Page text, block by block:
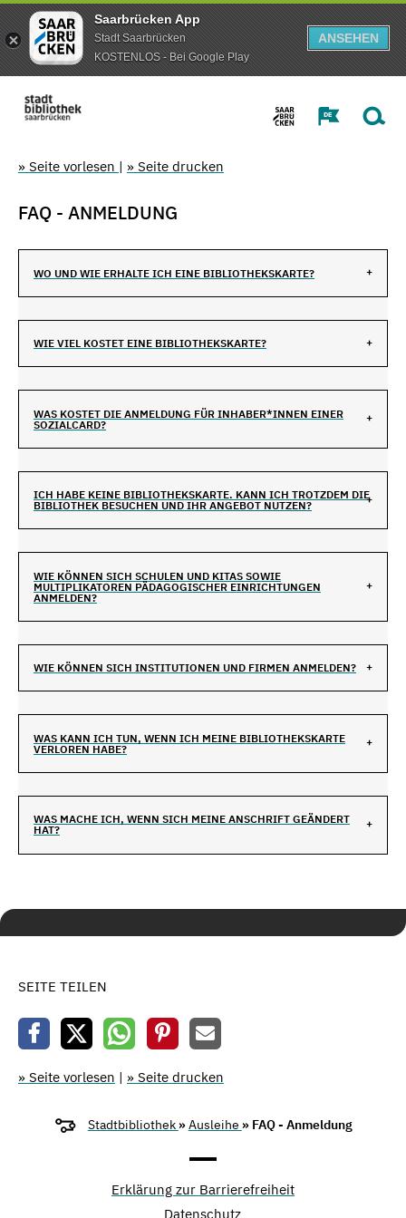
Saarbrücken App
Stadt Saarbrücken
KOSTENLOS - Bei Google Play
ANSEHEN
» Seite vorlesen | » Seite drucken
FAQ - ANMELDUNG
WO UND WIE ERHALTE ICH EINE BIBLIOTHEKSKARTE?
WIE VIEL KOSTET EINE BIBLIOTHEKSKARTE?
WAS KOSTET DIE ANMELDUNG FÜR INHABER*INNEN EINER
SOZIALCARD?
ICH HABE KEINE BIBLIOTHEKSKARTE. KANN ICH TROTZDEM DIE
BIBLIOTHEK BESUCHEN UND IHR ANGEBOT NUTZEN?
WIE KÖNNEN SICH SCHULEN UND KITAS SOWIE
MULTIPLIKATOREN PÄDAGOGISCHER EINRICHTUNGEN
ANMELDEN?
WIE KÖNNEN SICH INSTITUTIONEN UND FIRMEN ANMELDEN?
WAS KANN ICH TUN, WENN ICH MEINE BIBLIOTHEKSKARTE
VERLOREN HABE?
WAS MACHE ICH, WENN SICH MEINE ANSCHRIFT GEÄNDERT
HAT?
SEITE TEILEN
» Seite vorlesen | » Seite drucken
Stadtbibliothek »Ausleihe » FAQ - Anmeldung
Erklärung zur Barrierefreiheit
Datenschutz